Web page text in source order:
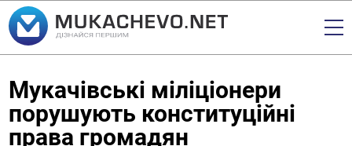
Мукачівські міліціонери
порушують конституційні
права громадян